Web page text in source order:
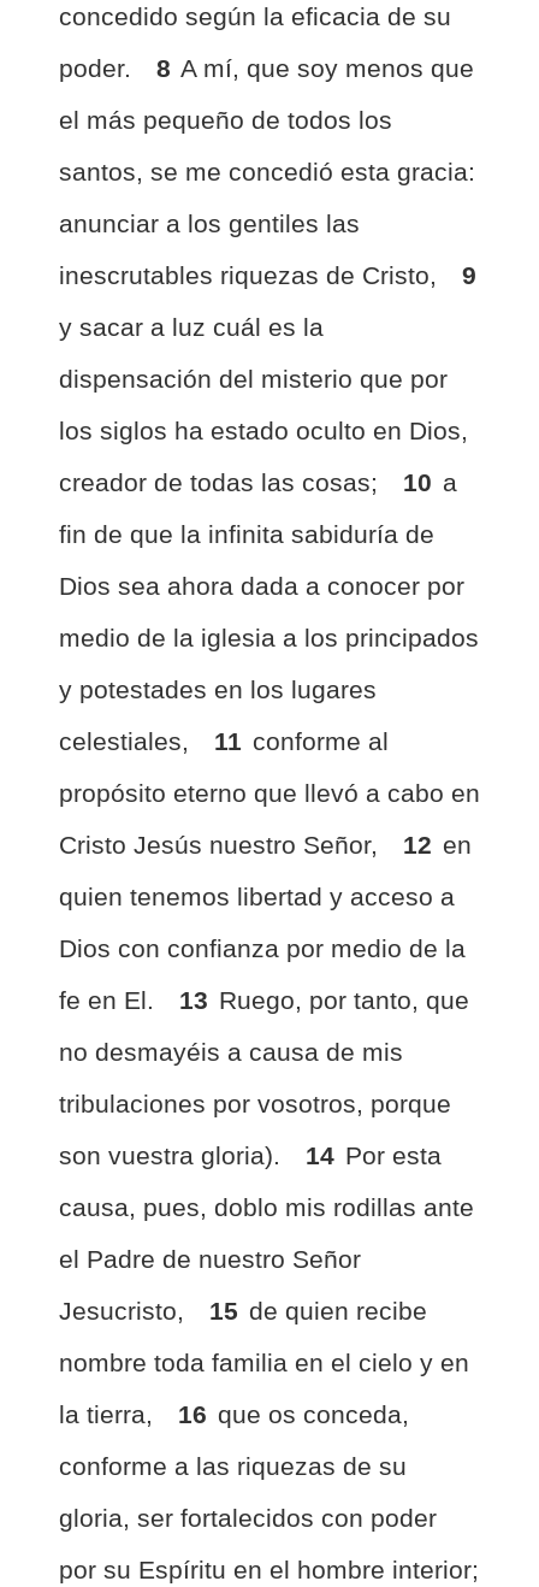
concedido según la eficacia de su
poder.
8 A mí, que soy menos que
el más pequeño de todos los
santos, se me concedió esta gracia:
anunciar a los gentiles las
inescrutables riquezas de Cristo,
9
y sacar a luz cuál es la
dispensación del misterio que por
los siglos ha estado oculto en Dios,
creador de todas las cosas;
10 a
fin de que la infinita sabiduría de
Dios sea ahora dada a conocer por
medio de la iglesia a los principados
y potestades en los lugares
celestiales,
11 conforme al
propósito eterno que llevó a cabo en
Cristo Jesús nuestro Señor,
12 en
quien tenemos libertad y acceso a
Dios con confianza por medio de la
fe en El.
13 Ruego, por tanto, que
no desmayéis a causa de mis
tribulaciones por vosotros, porque
son vuestra gloria).
14 Por esta
causa, pues, doblo mis rodillas ante
el Padre de nuestro Señor
Jesucristo,
15 de quien recibe
nombre toda familia en el cielo y en
la tierra,
16 que os conceda,
conforme a las riquezas de su
gloria, ser fortalecidos con poder
por su Espíritu en el hombre interior;